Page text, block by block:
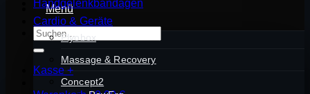
Menü
Suchen
nach:
Kasse +
Handgelenkbandagen
Cardio & Geräte
Plyobox
Massage & Recovery
Concept2